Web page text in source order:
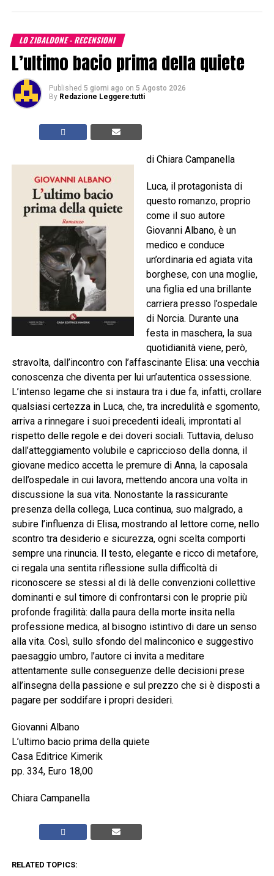
LO ZIBALDONE - RECENSIONI
L’ultimo bacio prima della quiete
Published 5 giorni ago on 5 Agosto 2026
By Redazione Leggere:tutti
di Chiara Campanella
Luca, il protagonista di
questo romanzo, proprio
come il suo autore
Giovanni Albano, è un
medico e conduce
un’ordinaria ed agiata vita
borghese, con una moglie,
una figlia ed una brillante
carriera presso l’ospedale
di Norcia. Durante una
festa in maschera, la sua
quotidianità viene, però,
stravolta, dall’incontro con l’affascinante Elisa: una vecchia
conoscenza che diventa per lui un’autentica ossessione.
L’intenso legame che si instaura tra i due fa, infatti, crollare
qualsiasi certezza in Luca, che, tra incredulità e sgomento,
arriva a rinnegare i suoi precedenti ideali, improntati al
rispetto delle regole e dei doveri sociali. Tuttavia, deluso
dall’atteggiamento volubile e capriccioso della donna, il
giovane medico accetta le premure di Anna, la caposala
dell’ospedale in cui lavora, mettendo ancora una volta in
discussione la sua vita. Nonostante la rassicurante
presenza della collega, Luca continua, suo malgrado, a
subire l’influenza di Elisa, mostrando al lettore come, nello
scontro tra desiderio e sicurezza, ogni scelta comporti
sempre una rinuncia. Il testo, elegante e ricco di metafore,
ci regala una sentita riflessione sulla difficoltà di
riconoscere se stessi al di là delle convenzioni collettive
dominanti e sul timore di confrontarsi con le proprie più
profonde fragilità: dalla paura della morte insita nella
professione medica, al bisogno istintivo di dare un senso
alla vita. Così, sullo sfondo del malinconico e suggestivo
paesaggio umbro, l’autore ci invita a meditare
attentamente sulle conseguenze delle decisioni prese
all’insegna della passione e sul prezzo che si è disposti a
pagare per soddifare i propri desideri.
Giovanni Albano
L’ultimo bacio prima della quiete
Casa Editrice Kimerik
pp. 334, Euro 18,00
Chiara Campanella
RELATED TOPICS: